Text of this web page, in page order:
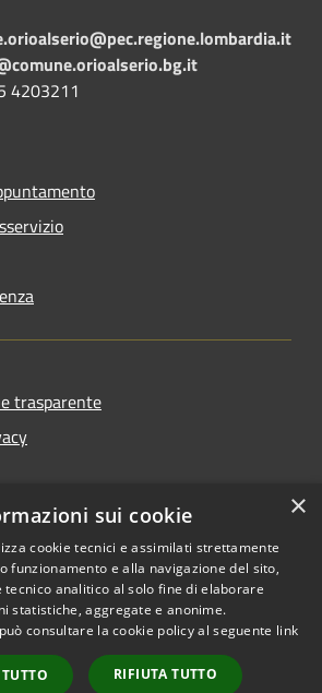
bg.it
4203211
trasparente
accessibilità
Copyright © 2026 • Comune di
Orio al Serio • Powered by
Municipium•
Accesso
×
sui cookie
cookie tecnici e assimilati strettamente
funzionamento e alla navigazione del sito,
tecnico analitico al solo fine di elaborare
statistiche, aggregate e anonime.
consultare la cookie policy al seguente link
RIFIUTA TUTTO